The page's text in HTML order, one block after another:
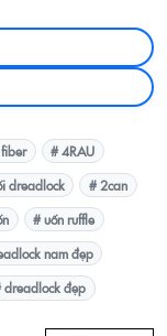
# 4RAU
dreadlock
# 2can
# uốn ruffle
nam đẹp
dreadlock đẹp